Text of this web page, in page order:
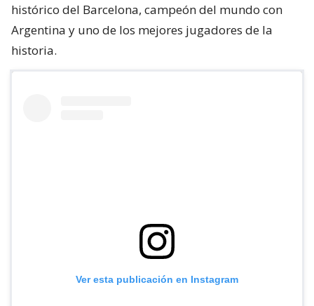
histórico del Barcelona, campeón del mundo con
Argentina y uno de los mejores jugadores de la
historia.
Ver esta publicación en Instagram